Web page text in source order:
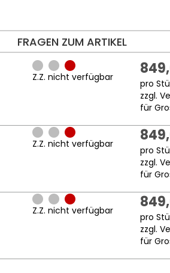
FRAGEN ZUM ARTIKEL
Z.Z. nicht verfügbar
pro
zzgl.
für
Z.Z. nicht verfügbar
pro
zzgl.
für
Z.Z. nicht verfügbar
pro
zzgl.
für